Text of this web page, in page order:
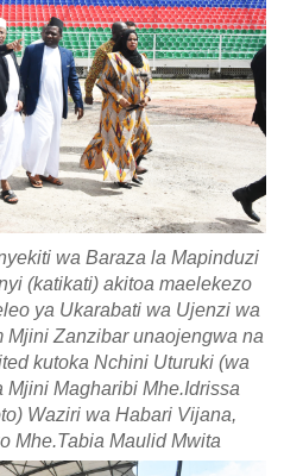
wa Baraza la Mapinduzi
(katikati) akitoa maelekezo
ya Ukarabati wa Ujenzi wa
Mjini Zanzibar unaojengwa na
kutoka Nchini Uturuki (wa
Magharibi Mhe.Idrissa
Waziri wa Habari Vijana,
Mhe.Tabia Maulid Mwita